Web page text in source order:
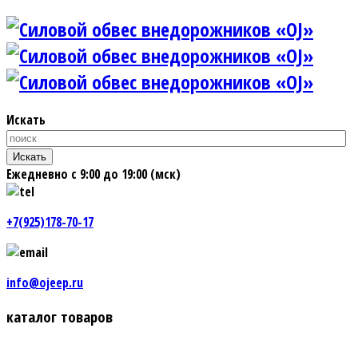
Искать
Искать
Ежедневно с 9:00 до 19:00 (мск)
+7(925)178-70-17
info@ojeep.ru
каталог товаров